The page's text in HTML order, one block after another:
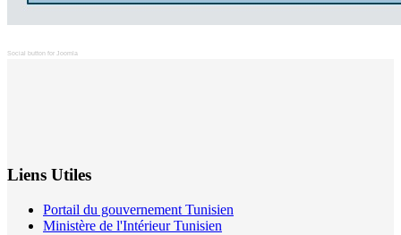
Social button for Joomla
Liens Utiles
Portail du gouvernement Tunisien
Ministère de l'Intérieur Tunisien